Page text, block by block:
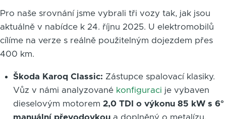
Pro naše srovnání jsme vybrali tři vozy tak, jak jsou
aktuálně v nabídce k 24. říjnu 2025. U elektromobilů
cílíme na verze s reálně použitelným dojezdem přes
400 km.
Škoda Karoq Classic: Zástupce spalovací klasiky.
Vůz v námi analyzované konfiguraci je vybaven
dieselovým motorem 2,0 TDI o výkonu 85 kW s 6°
manuální převodovkoua doplněný o metalízu.